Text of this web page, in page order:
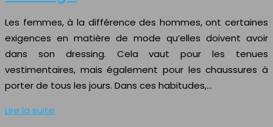
Les femmes, à la différence des hommes, ont certaines
exigences en matière de mode qu’elles doivent avoir
dans son dressing. Cela vaut pour les tenues
vestimentaires, mais également pour les chaussures à
porter de tous les jours. Dans ces habitudes,…
Lire la suite